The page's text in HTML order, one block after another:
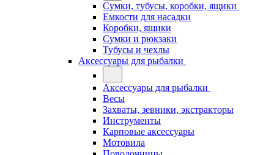
Сумки, тубусы, коробки, ящики
Емкости для насадки
Коробки, ящики
Сумки и рюкзаки
Тубусы и чехлы
Аксессуары для рыбалки
Аксессуары для рыбалки
Весы
Захваты, зевники, экстракторы
Инструменты
Карповые аксессуары
Мотовила